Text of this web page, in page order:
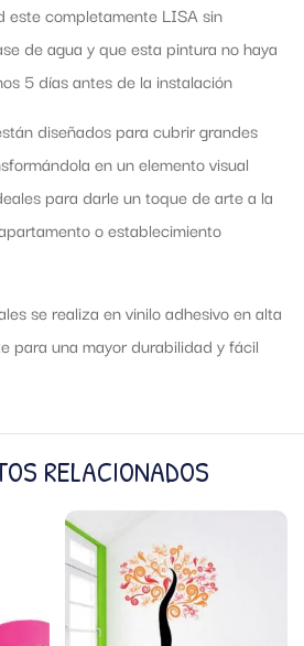
este completamente LISA sin
de agua y que esta pintura no haya
5 días antes de la instalación
diseñados para cubrir grandes
en un elemento visual
para darle un toque de arte a la
o establecimiento
se realiza en vinilo adhesivo en alta
para una mayor durabilidad y fácil
RELACIONADOS